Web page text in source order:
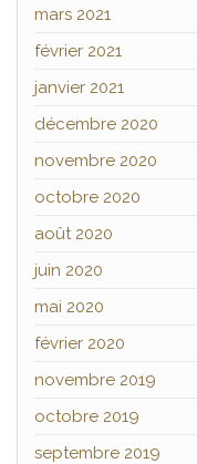
mars 2021
février 2021
janvier 2021
décembre 2020
novembre 2020
octobre 2020
août 2020
juin 2020
mai 2020
février 2020
novembre 2019
octobre 2019
septembre 2019